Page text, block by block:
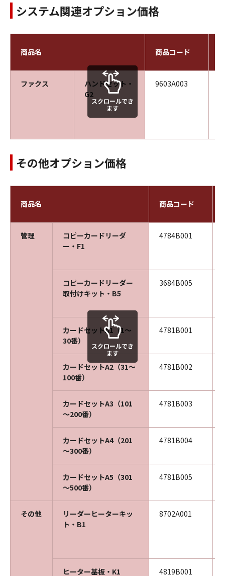
システム関連オプション価格
商品名 商品コード
ファクス
ハンドセット・
G2
9603A003
スクロールでき
ます
その他オプション価格
商品名 商品コード
管理
コピーカードリーダ
ー・F1
4784B001
コピーカードリーダー
取付けキット・B5
3684B005
カードセットA1（1～
30番）
4781B001
カードセットA2（31～
100番）
4781B002
カードセットA3（101
～200番）
4781B003
カードセットA4（201
～300番）
4781B004
カードセットA5（301
～500番）
4781B005
その他
リーダーヒーターキッ
ト・B1
8702A001
ヒーター基板・K1 4819B001
スクロールでき
ます